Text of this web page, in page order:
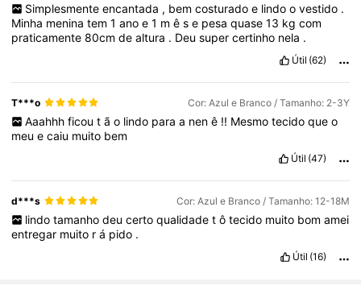
Simplesmente encantada , bem costurado e lindo o vestido .
Minha meninatem1anoe1 mêse pesaquase13 kgcom
praticamente80cmdealtura . Deusupercertinho nela .
Útil (62)
T***o Cor: Azul e Branco / Tamanho: 2-3Y
Aaahhh ficou t ã o lindo para a nen ê !! Mesmo tecido que o
meuecaiu muito bem
Útil (47)
d***s Cor: Azul e Branco / Tamanho: 12-18M
lindo tamanho deu certo qualidade t ô tecido muito bom amei
entregar muito rá pido .
Útil (16)